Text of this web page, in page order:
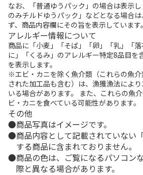
なお、「普通ゆうパック」の場合は表示
のみチルドゆうパック」などとなる場合
ず、商品内容欄にその旨を表示しています。
アレルギー情報について
商品に「小麦」「そば」「卵」「乳」「
に」「くるみ」のアレルギー特定8品目を
を表示します。
※エビ・カニを除く魚介類（これらの魚
された加工品も含む）は、漁獲漁法によ
いる場合があります。 また、これらの魚
ビ・カニを食べている可能性があります。
その他
商品写真はイメージです。
商品内容として記載されていない
する商品に含まれておりません。
商品の色は、ご覧になるパソコン
際と異なる場合があります。